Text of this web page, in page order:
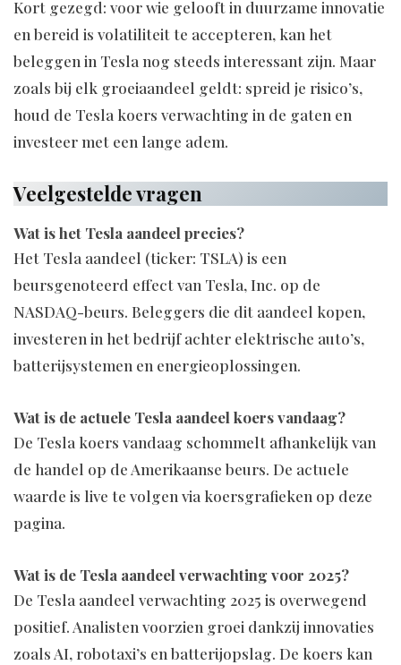
Kort gezegd: voor wie gelooft in duurzame innovatie
en bereid is volatiliteit te accepteren, kan het
beleggen in Tesla nog steeds interessant zijn. Maar
zoals bij elk groeiaandeel geldt: spreid je risico’s,
houd de Tesla koers verwachting in de gaten en
investeer met een lange adem.
Veelgestelde vragen
Wat is het Tesla aandeel precies?
Het Tesla aandeel (ticker: TSLA) is een
beursgenoteerd effect van Tesla, Inc. op de
NASDAQ-beurs. Beleggers die dit aandeel kopen,
investeren in het bedrijf achter elektrische auto’s,
batterijsystemen en energieoplossingen.
Wat is de actuele Tesla aandeel koers vandaag?
De Tesla koers vandaag schommelt afhankelijk van
de handel op de Amerikaanse beurs. De actuele
waarde is live te volgen via koersgrafieken op deze
pagina.
Wat is de Tesla aandeel verwachting voor 2025?
De Tesla aandeel verwachting 2025 is overwegend
positief. Analisten voorzien groei dankzij innovaties
zoals AI, robotaxi’s en batterijopslag. De koers kan